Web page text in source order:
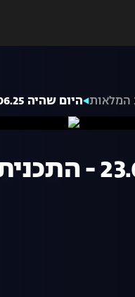
המלאות היום שהיה 23.06.25 - התכנית המלאה